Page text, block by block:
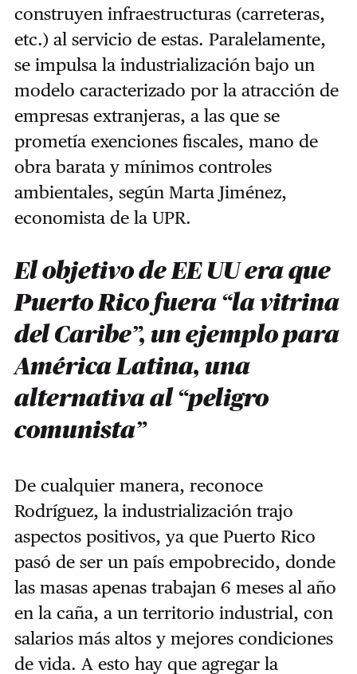
construyen infraestructuras (carreteras,
etc.) al servicio de estas. Paralelamente,
se impulsa la industrialización bajo un
modelo caracterizado por la atracción de
empresas extranjeras, a las que se
prometía exenciones fiscales, mano de
obra barata y mínimos controles
ambientales, según Marta Jiménez,
economista de la UPR.
El objetivo de EE UU era que
Puerto Rico fuera “la vitrina
del Caribe”, un ejemplo para
América Latina, una
alternativa al “peligro
comunista”
De cualquier manera, reconoce
Rodríguez, la industrialización trajo
aspectos positivos, ya que Puerto Rico
pasó de ser un país empobrecido, donde
las masas apenas trabajan 6 meses al año
en la caña, a un territorio industrial, con
salarios más altos y mejores condiciones
de vida. A esto hay que agregar la